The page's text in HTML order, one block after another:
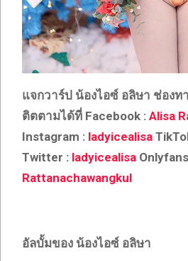
แจกวาร์ป น้องไอซ์ อลิษา ช่องท
ติตตามได้ที่ Facebook : Alisa
Instagram : ladyicealisa
Twitter : ladyicealisa
Rattanachawangkul
อัลบั้มของ น้องไอซ์ อลิษา